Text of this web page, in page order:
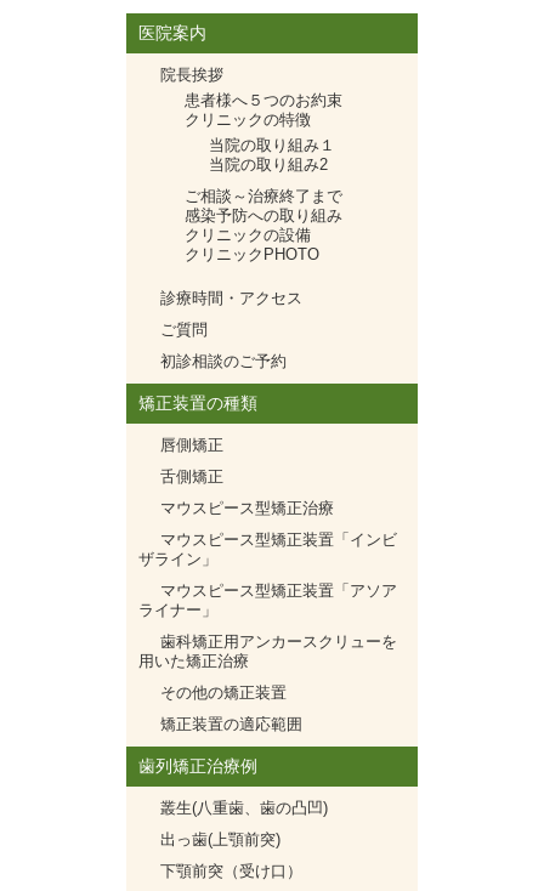
医院案内
院長挨拶
患者様へ５つのお約束
クリニックの特徴
当院の取り組み１
当院の取り組み2
ご相談～治療終了まで
感染予防への取り組み
クリニックの設備
クリニックPHOTO
診療時間・アクセス
ご質問
初診相談のご予約
矯正装置の種類
唇側矯正
舌側矯正
マウスピース型矯正治療
マウスピース型矯正装置「インビ
ザライン」
マウスピース型矯正装置「アソア
ライナー」
歯科矯正用アンカースクリューを
用いた矯正治療
その他の矯正装置
矯正装置の適応範囲
歯列矯正治療例
叢生(八重歯、歯の凸凹)
出っ歯(上顎前突)
下顎前突（受け口）